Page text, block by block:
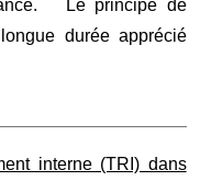
Le principe de
durée apprécié
interne (TRI) dans